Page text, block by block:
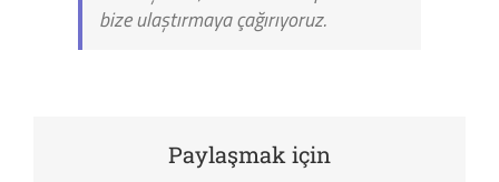
bize ulaştırmaya çağırıyoruz.
Paylaşmak için